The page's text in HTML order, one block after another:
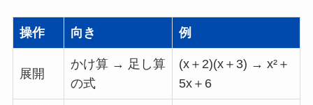
操作 向き 例
展開
かけ算 → 足し算
の式
(x＋2)(x＋3) → x²＋
5x＋6